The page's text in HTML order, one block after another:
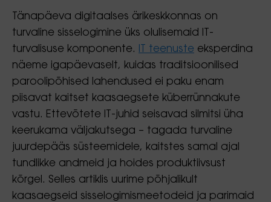
Tänapäeva digitaalses ärikeskkonnas on
turvaline sisselogimine üks olulisemaid IT-
turvalisuse komponente.
IT teenuste eksperdina
näeme igapäevaselt, kuidas traditsioonilised
paroolipõhised lahendused ei paku enam
piisavat kaitset kaasaegsete küberrünnakute
vastu. Ettevõtete IT-juhid seisavad silmitsi üha
keerukama väljakutsega – tagada turvaline
juurdepääs süsteemidele, kaitstes samal ajal
tundlikke andmeid ja hoides produktiivsust
kõrgel. Selles artiklis uurime põhjalikult
kaasaegseid sisselogimismeetodeid ja parimaid